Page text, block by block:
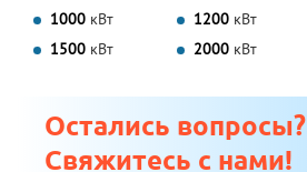
1000 кВт 1200 кВт
1500 кВт 2000 кВт
Остались вопросы?
Свяжитесь с нами!